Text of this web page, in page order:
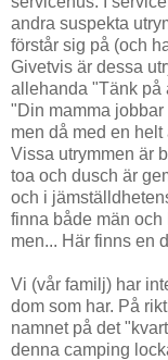
andra suspekta
förstår sig på (och
Givetvis är dessa
allehanda "Tänk på
"Din mamma jobbar
men då med en
Vissa utrymmen är
toa och dusch är
och i
finna både män
men... Här finns en
Vi (vår familj) har
dom som har. På
namnet på det
denna camping